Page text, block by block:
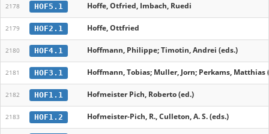
2178 HOF5.1 Hoffe, Otfried, Imbach, Ruedi
2179 HOF2.1 Hoffe, Ottfried
2180 HOF4.1 Hoffmann, Philippe; Timotin, Andrei (eds.)
2181 HOF3.1 Hoffmann, Tobias; Muller, Jorn; Perkams, Matthias
2182 HOF1.1 Hofmeister Pich, Roberto (ed.)
2183 HOF1.2 Hofmeister-Pich, R., Culleton, A. S. (eds.)